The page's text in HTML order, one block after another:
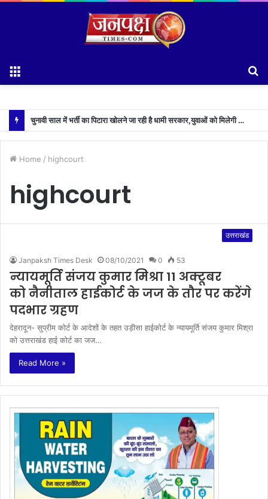
चुनावी साल में भर्ती का पिटारा खोलने जा रही है धामी सरकार,युवाओं को मिलेगी 34 हजार रिकॉर्ड भर्तियों की सौगात
Home / highcourt
highcourt
उत्तराखंड
Janpaksh Times Desk 08/10/2021 0 53
न्यायमूर्ति संजय कुमार मिश्रा 11 अक्टूबर
को नैनीताल हाईकोर्ट के जज के तौर पर करेंगे
पदभार ग्रहण
देहरादून- सुप्रीम कोर्ट के आदेशों के तहत उड़ीसा हाईकोर्ट के न्यायमूर्ति संजय कुमार मिश्रा
को उत्तराखंड हाई कोर्ट का जज…
Read More »